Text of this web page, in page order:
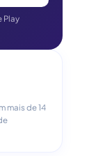
Play
mais de 14